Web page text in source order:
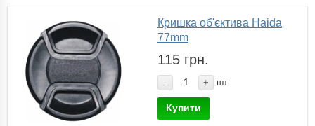
Кришка об'єктива Haida
77mm
115 грн.
- + шт
Купити